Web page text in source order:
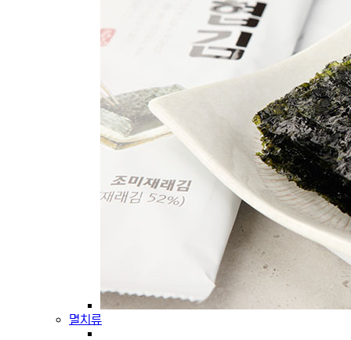
멸치류